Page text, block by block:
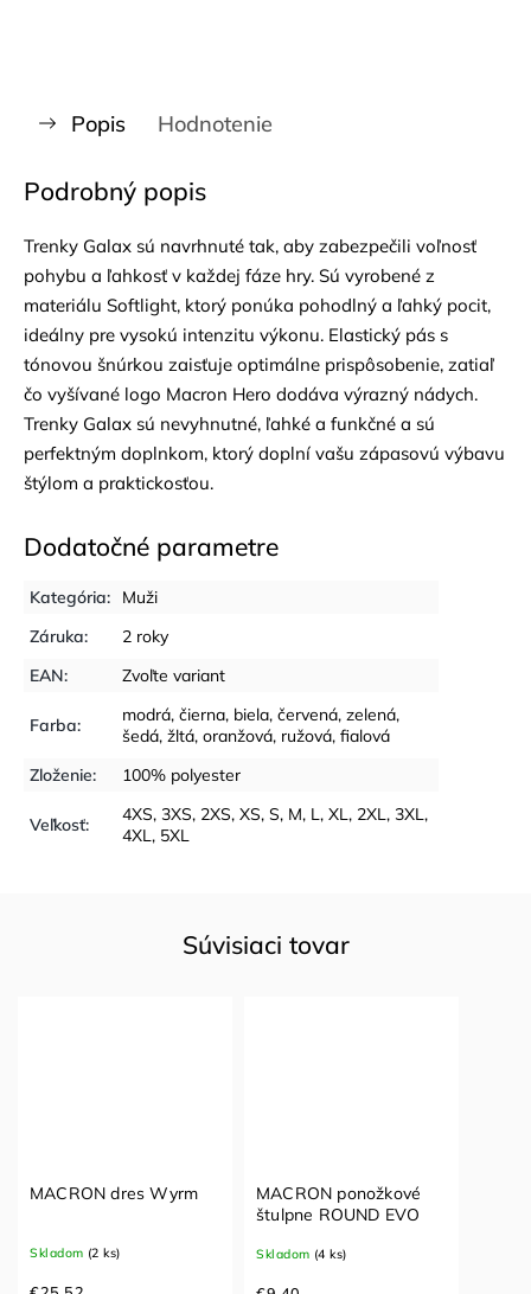
Popis Hodnotenie
Podrobný popis
Trenky Galax sú navrhnuté tak, aby zabezpečili voľnosť
pohybu a ľahkosť v každej fáze hry. Sú vyrobené z
materiálu Softlight, ktorý ponúka pohodlný a ľahký pocit,
ideálny pre vysokú intenzitu výkonu. Elastický pás s
tónovou šnúrkou zaisťuje optimálne prispôsobenie, zatiaľ
čo vyšívané logo Macron Hero dodáva výrazný nádych.
Trenky Galax sú nevyhnutné, ľahké a funkčné a sú
perfektným doplnkom, ktorý doplní vašu zápasovú výbavu
štýlom a praktickosťou.
Dodatočné parametre
Kategória:
Muži
Záruka:
2 roky
EAN: Zvoľte variant
Farba: modrá, čierna, biela, červená, zelená,
šedá, žltá, oranžová, ružová, fialová
Zloženie: 100% polyester
Veľkosť: 4XS, 3XS, 2XS, XS, S, M, L , XL , 2XL , 3XL ,
4XL , 5XL
Súvisiaci tovar
MACRON dres Wyrm
Skladom (2 ks)
MACRON ponožkové
štulpne ROUND EVO
Skladom (4 ks)